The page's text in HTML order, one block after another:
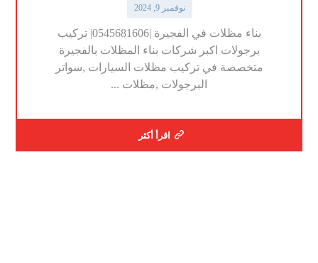
نوفمبر 9, 2024
بناء مظلات في الفجيرة |0545681606| تركيب
برجولات اكبر شركات بناء المظلات بالفجيرة
متخصصة في تركيب مظلات السيارات ,سواتر
البرجولات ,مظلات ...
اقرأ أكثر